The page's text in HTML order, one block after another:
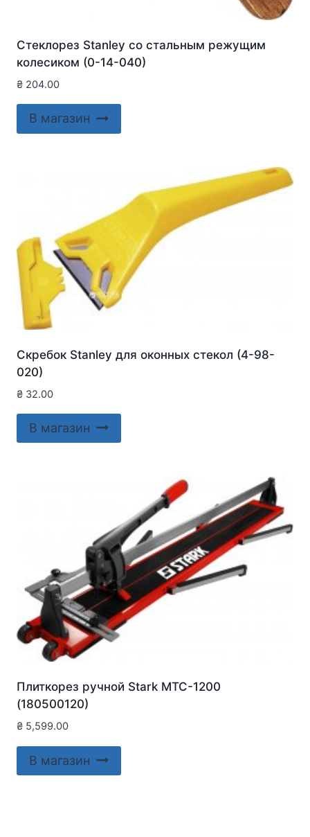
Стеклорез Stanley со стальным режущим
колесиком (0-14-040)
₴ 204.00
В магазин
Скребок Stanley для оконныx стекол (4-98-
020)
₴ 32.00
В магазин
Плиткорез ручной Stark MTC-1200
(180500120)
₴ 5,599.00
В магазин